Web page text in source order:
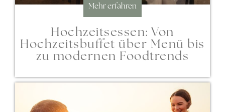
Mehr erfahren
Hochzeitsessen: Von
Hochzeitsbuffet über Menü bis
zu modernen Foodtrends